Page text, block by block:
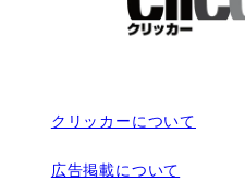
クリッカーについて
広告掲載について